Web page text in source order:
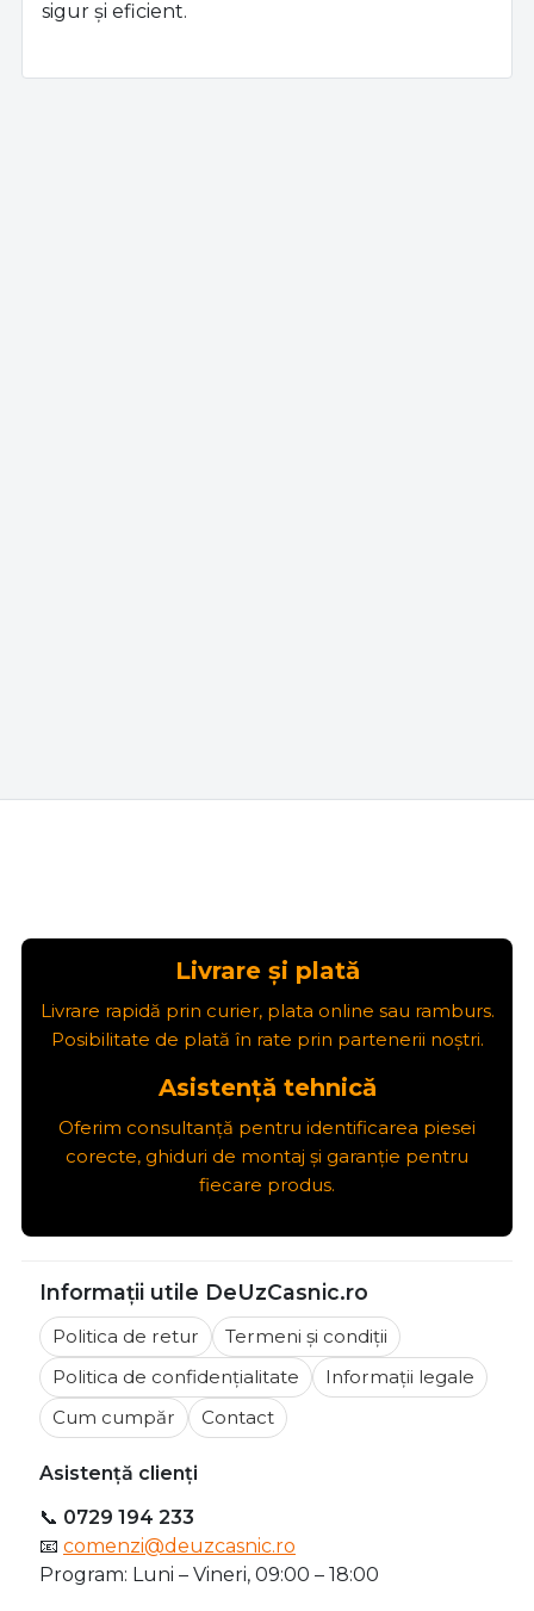
sigur și eficient.
Livrare și plată
Livrare rapidă prin curier, plata online sau ramburs.
Posibilitate de plată în rate prin partenerii noștri.
Asistență tehnică
Oferim consultanță pentru identificarea piesei
corecte, ghiduri de montaj și garanție pentru
fiecare produs.
Informații utile DeUzCasnic.ro
Politica de retur
Termeni și condiții
Politica de confidențialitate
Informații legale
Cum cumpăr
Contact
Asistență clienți
📞 0729 194 233
📧 comenzi@deuzcasnic.ro
Program: Luni – Vineri, 09:00 – 18:00